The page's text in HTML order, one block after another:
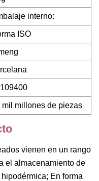
interno:
ISO
mil millones de piezas
vienen en un rango
el almacenamiento de
En forma